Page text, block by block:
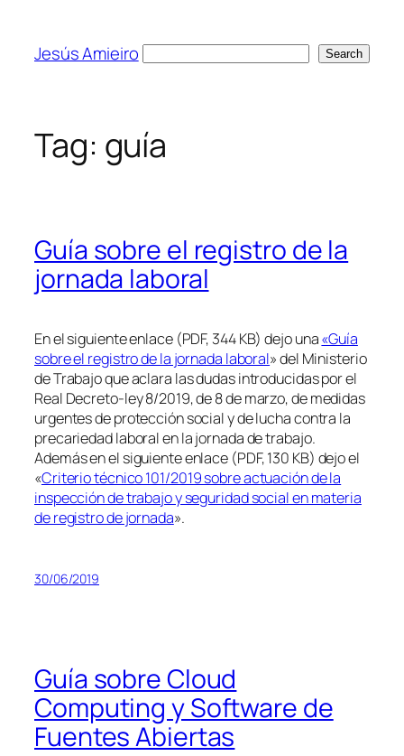
content
Jesús Amieiro Search
Tag: guía
Guía sobre el registro de la
jornada laboral
En el siguiente enlace (PDF, 344 KB) dejo una«Guía
sobre el registro de la jornada laboral» del Ministerio
de Trabajo que aclara las dudas introducidas por el
Real Decreto-ley 8/2019, de 8 de marzo, de medidas
urgentes de protección social y de lucha contra la
precariedad laboral en la jornada de trabajo.
Además en el siguiente enlace (PDF, 130 KB) dejo el
«Criterio técnico 101/2019 sobre actuación de la
inspección de trabajo y seguridad social en materia
de registro de jornada».
30/06/2019
Guía sobre Cloud
Computing y Software de
Fuentes Abiertas